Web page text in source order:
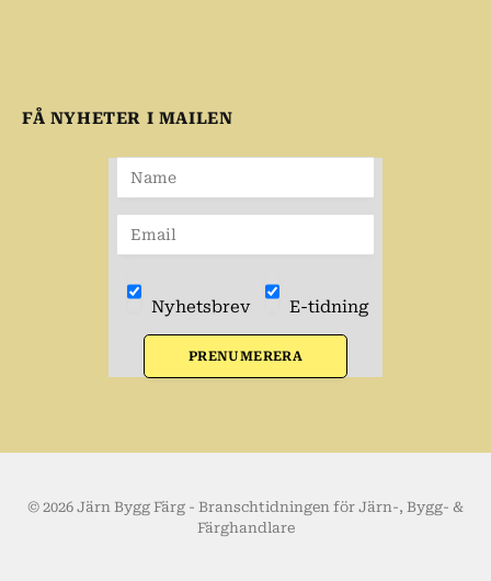
FÅ NYHETER I MAILEN
Nyhetsbrev E-tidning
PRENUMERERA
© 2026 Järn Bygg Färg - Branschtidningen för Järn-, Bygg- &
Färghandlare